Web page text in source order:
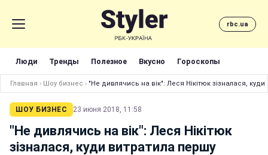
rbc.ua
Люди Тренды Полезное Вкусно Гороскопы
Главная › Шоу бизнес › "Не дивлячись на вік": Леся Нікітюк зізналася,
ШОУ БИЗНЕС 23 июня 2018, 11:58
"Не дивлячись на вік": Леся Нікітюк
зізналася, куди витратила першу